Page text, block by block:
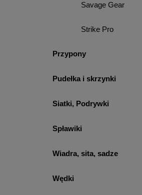
Savage Gear
Strike Pro
Przypony
Pudełka i skrzynki
Siatki, Podrywki
Spławiki
Wiadra, sita, sadze
Wędki